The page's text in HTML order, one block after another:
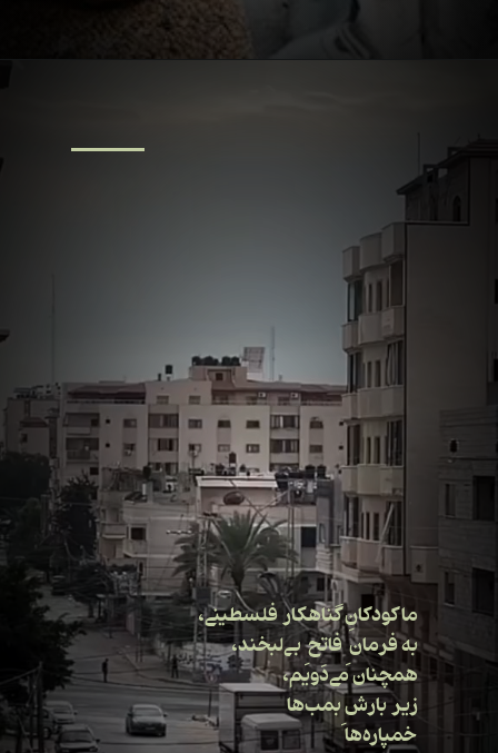
ما کودکانِ گناهکار فلسطینی،
به فرمان ِ فاتح ِ بی‌لبخند،
همچنان می‌دَویم،
زیر بارش ِبمب‌ها
خمپاره‌ها